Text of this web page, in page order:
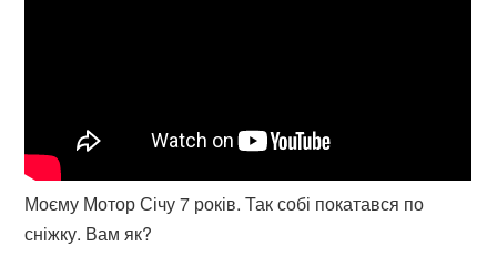
Моєму Мотор Січу 7 років. Так собі покатався по
сніжку. Вам як?